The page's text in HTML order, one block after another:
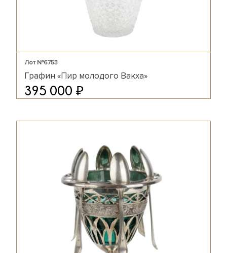
Лот №6753
Графин «Пир молодого Вакха»
395 000 ₽